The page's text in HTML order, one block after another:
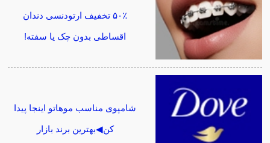
۵۰٪ تخفیف ارتودنسی دندان
اقساطی بدون چک یا سفته!
شامپوی مناسب موهاتو اینجا پیدا
کن◀بهترین برند بازار